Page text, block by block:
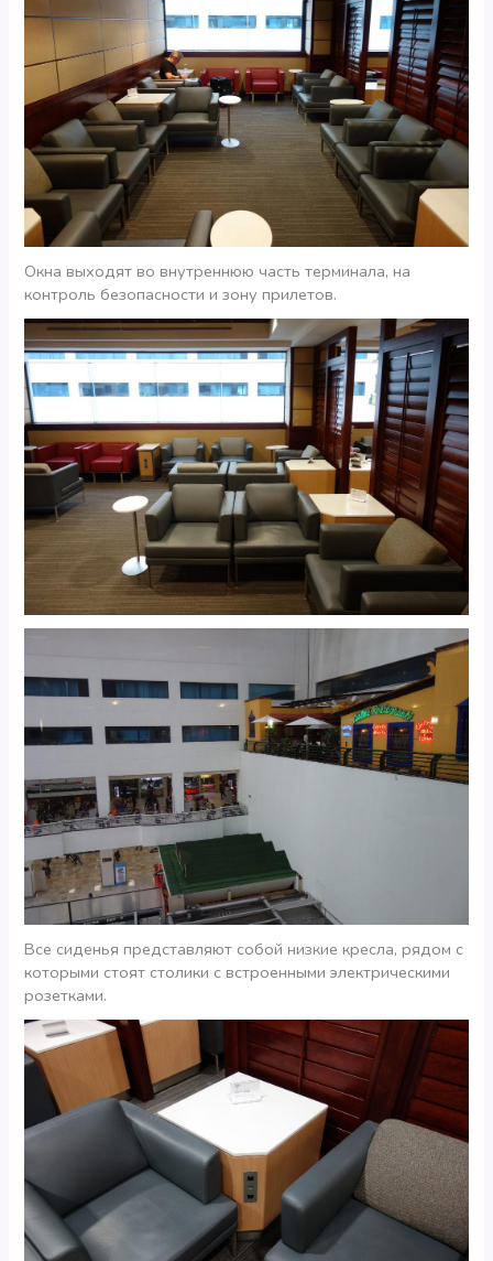
Окна выходят во внутреннюю часть терминала, на
контроль безопасности и зону прилетов.
Все сиденья представляют собой низкие кресла, рядом с
которыми стоят столики с встроенными электрическими
розетками.